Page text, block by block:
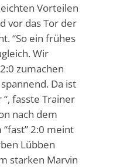
Vorteilen
vor das Tor der
“So ein frühes
Wir
zumachen
Da ist
fasste Trainer
nach dem
2:0 meint
Lübben
starken Marvin